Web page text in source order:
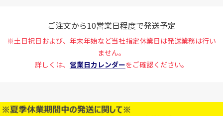
ご注文から10営業日程度で発送予定
※土日祝日および、年末年始など当社指定休業日は発送業務は行い
ません。
詳しくは、 営業日カレンダーをご確認ください。